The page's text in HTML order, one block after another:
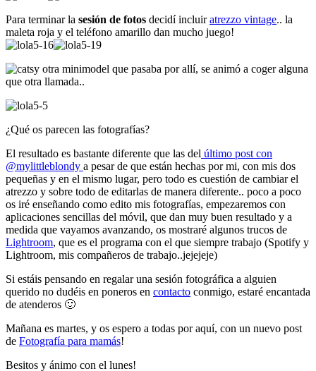
Para terminar la sesión de fotos decidí incluiratrezzo vintage.. la
maleta roja y el teléfono amarillo dan mucho juego!
y otra minimodel que pasaba por allí, se animó a coger alguna
que otra llamada..
¿Qué os parecen las fotografías?
El resultado es bastante diferente que las del último post con
@mylittleblondy a pesar de que están hechas por mi, con mis dos
pequeñas y en el mismo lugar, pero todo es cuestión de cambiar el
atrezzo y sobre todo de editarlas de manera diferente.. poco a poco
os iré enseñando como edito mis fotografías, empezaremos con
aplicaciones sencillas del móvil, que dan muy buen resultado y a
medida que vayamos avanzando, os mostraré algunos trucos de
Lightroom, que es el programa con el que siempre trabajo (Spotify y
Lightroom, mis compañeros de trabajo..jejejeje)
Si estáis pensando en regalar una sesión fotográfica a alguien
querido no dudéis en poneros en contacto conmigo, estaré encantada
de atenderos 🙂
Mañana es martes, y os espero a todas por aquí, con un nuevo post
de Fotografía para mamás!
Besitos y ánimo con el lunes!